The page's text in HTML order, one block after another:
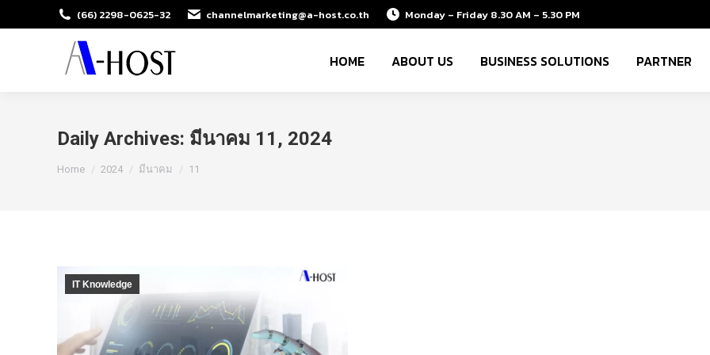
(66) 2298-0625-32 channelmarketing@a-host.co.th Monday – Friday 8.30 AM – 5.30 PM
HOME ABOUT US BUSINESS SOLUTIONS PARTNER
Daily Archives: มีนาคม 11, 2024
You are here:
Home 2024 มีนาคม 11
IT Knowledge